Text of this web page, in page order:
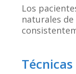
Los
naturales